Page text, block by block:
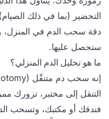
التحضير (بما في ذلك
دقة سحب الدم في المنزل،
ستحصل عليها.
ما هو تحليل الدم المنزلي؟
التنقل إلى مختبر، تزورك
فندقك أو مكتبك، وتسحب